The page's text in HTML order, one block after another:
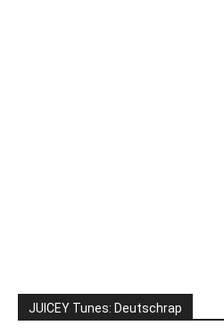
JUICEY Tunes: Deutschrap